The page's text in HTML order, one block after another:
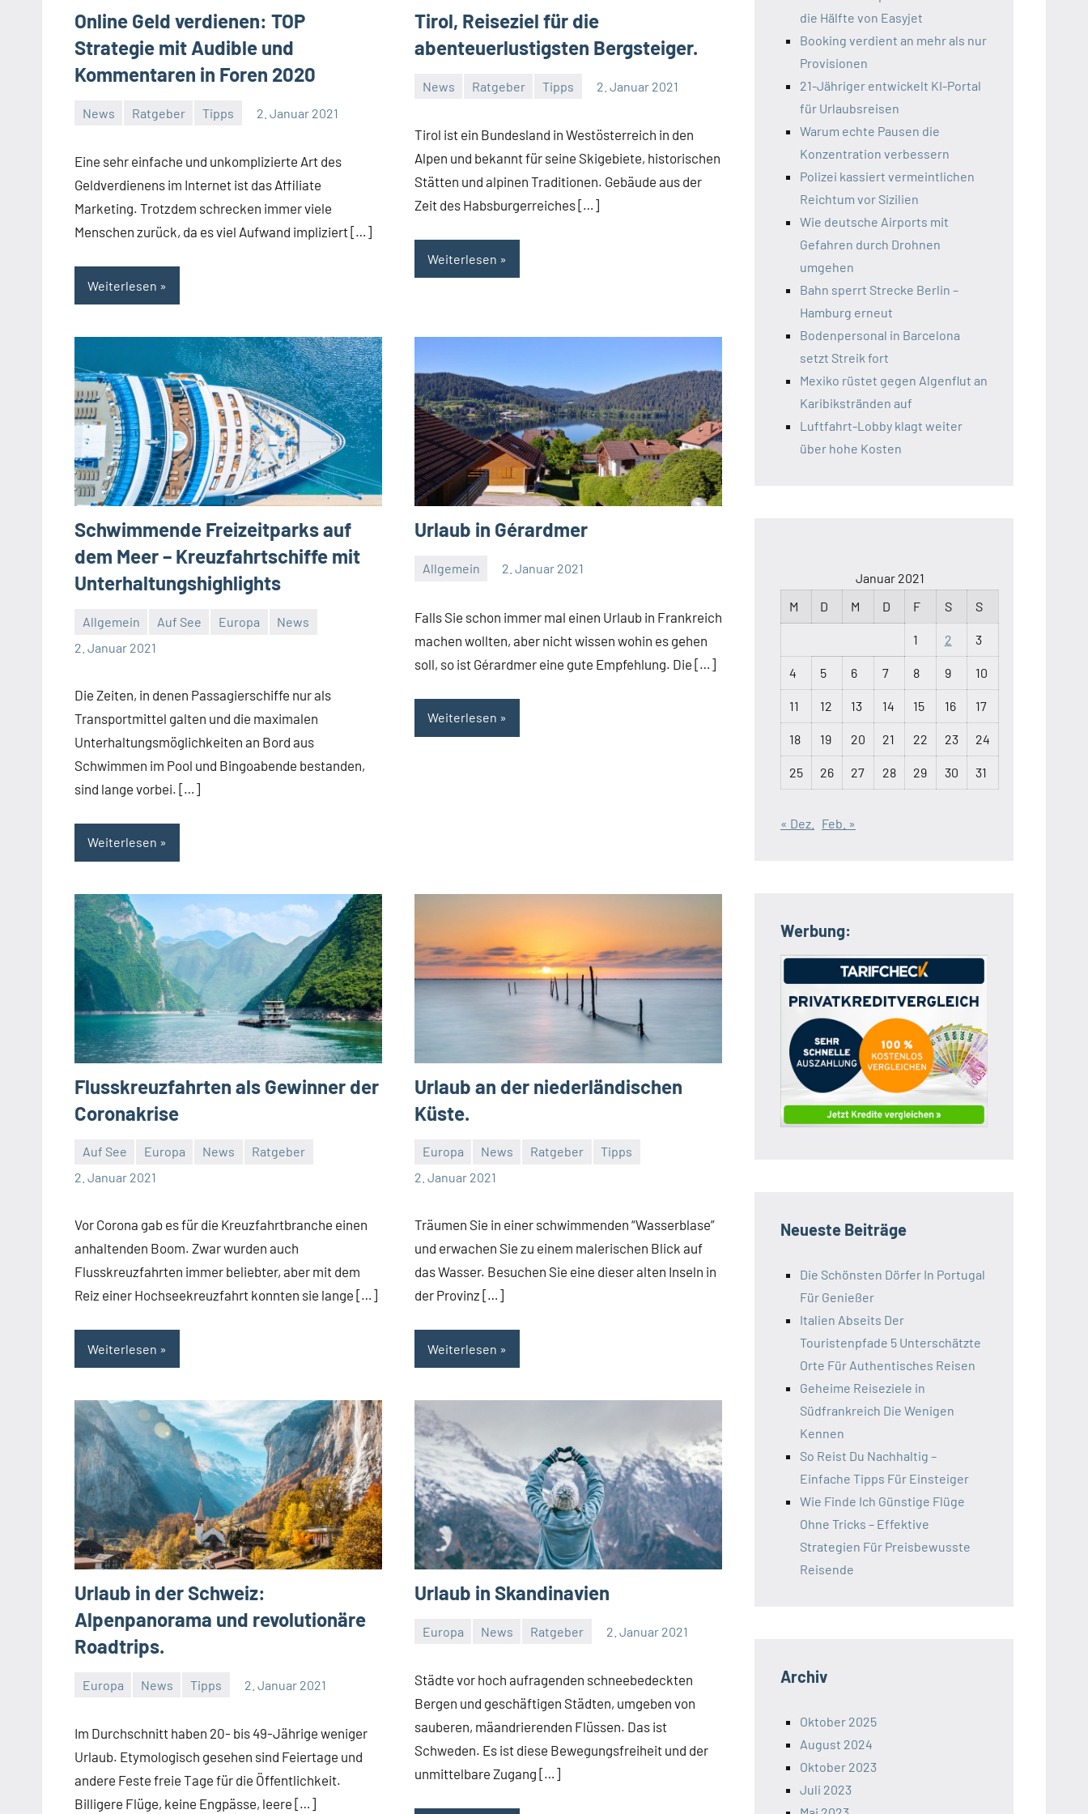
Online Geld verdienen: TOP
Strategie mit Audible und
Kommentaren in Foren 2020
News Ratgeber Tipps 2. Januar 2021
Eine sehr einfache und unkomplizierte Art des
Geldverdienens im Internet ist das Affiliate
Marketing. Trotzdem schrecken immer viele
Menschen zurück, da es viel Aufwand impliziert […]
Weiterlesen
Tirol, Reiseziel für die
abenteuerlustigsten Bergsteiger.
News Ratgeber Tipps 2. Januar 2021
Tirol ist ein Bundesland in Westösterreich in den
Alpen und bekannt für seine Skigebiete, historischen
Stätten und alpinen Traditionen. Gebäude aus der
Zeit des Habsburgerreiches […]
Weiterlesen
Schwimmende Freizeitparks auf
dem Meer – Kreuzfahrtschiffe mit
Unterhaltungshighlights
Allgemein Auf See Europa
News
2. Januar 2021
Jan
Die Zeiten, in denen Passagierschiffe nur als
Transportmittel galten und die maximalen
Unterhaltungsmöglichkeiten an Bord aus
Schwimmen im Pool und Bingoabende bestanden,
sind lange vorbei. […]
Weiterlesen
Urlaub in Gérardmer
Allgemein 2. Januar 2021
Falls Sie schon immer mal einen Urlaub in Frankreich
machen wollten, aber nicht wissen wohin es gehen
soll, so ist Gérardmer eine gute Empfehlung. Die […]
Weiterlesen
Flusskreuzfahrten als Gewinner der
Coronakrise
Auf See Europa News
Ratgeber
2. Januar 2021
Jan
Vor Corona gab es für die Kreuzfahrtbranche einen
anhaltenden Boom. Zwar wurden auch
Flusskreuzfahrten immer beliebter, aber mit dem
Reiz einer Hochseekreuzfahrt konnten sie lange […]
Weiterlesen
Urlaub an der niederländischen
Küste.
Europa News Ratgeber
Tipps
2. Januar 2021
Jan
Träumen Sie in einer schwimmenden “Wasserblase”
und erwachen Sie zu einem malerischen Blick auf
das Wasser. Besuchen Sie eine dieser alten Inseln in
der Provinz […]
Weiterlesen
Urlaub in der Schweiz:
Alpenpanorama und revolutionäre
Roadtrips.
Europa News Tipps 2. Januar 2021
Im Durchschnitt haben 20- bis 49-Jährige weniger
Urlaub. Etymologisch gesehen sind Feiertage und
andere Feste freie Tage für die Öffentlichkeit.
Billigere Flüge, keine Engpässe, leere […]
Urlaub in Skandinavien
Europa News Ratgeber 2. Januar 2021
Städte vor hoch aufragenden schneebedeckten
Bergen und geschäftigen Städten, umgeben von
sauberen, mäandrierenden Flüssen. Das ist
Schweden. Es ist diese Bewegungsfreiheit und der
unmittelbare Zugang […]
die Hälfte von Easyjet
Booking verdient an mehr als nur
Provisionen
21-Jähriger entwickelt KI-Portal
für Urlaubsreisen
Warum echte Pausen die
Konzentration verbessern
Polizei kassiert vermeintlichen
Reichtum vor Sizilien
Wie deutsche Airports mit
Gefahren durch Drohnen
umgehen
Bahn sperrt Strecke Berlin –
Hamburg erneut
Bodenpersonal in Barcelona
setzt Streik fort
Mexiko rüstet gegen Algenflut an
Karibikstränden auf
Luftfahrt-Lobby klagt weiter
über hohe Kosten
Januar 2021
M
D M D F S S
1 2 3
4 5 6 7 8 9 10
11 12 13 14 15 16 17
18 19 20 21 22 23 24
25 26 27 28 29 30 31
« Dez. Feb. »
Werbung:
Neueste Beiträge
Die Schönsten Dörfer In Portugal
Für Genießer
Italien Abseits Der
Touristenpfade 5 Unterschätzte
Orte Für Authentisches Reisen
Geheime Reiseziele in
Südfrankreich Die Wenigen
Kennen
So Reist Du Nachhaltig –
Einfache Tipps Für Einsteiger
Wie Finde Ich Günstige Flüge
Ohne Tricks – Effektive
Strategien Für Preisbewusste
Reisende
Archiv
Oktober 2025
August 2024
Oktober 2023
Juli 2023